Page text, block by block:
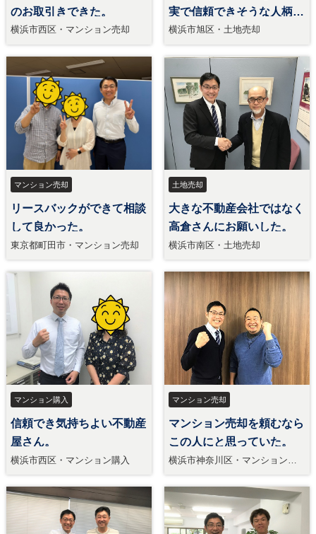
のお取引きできた。
横浜市西区・マンション売却
実で信頼できそうな人柄に
ひかれ売却をお願いした。
横浜市旭区・土地売却
マンション売却
リースバックができて相談
して良かった。
東京都町田市・マンション売却
土地売却
大きな不動産会社ではなく
高倉さんにお願いした。
横浜市南区・土地売却
マンション購入
信頼でき気持ちよい不動産
屋さん。
横浜市西区・マンション購入
マンション売却
マンション売却を頼むなら
この人にと思っていた。
横浜市神奈川区・マンション売